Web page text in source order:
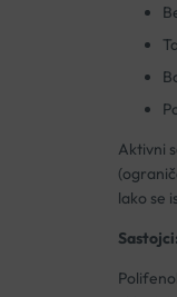
Aktivni
lako se
Sastojci: